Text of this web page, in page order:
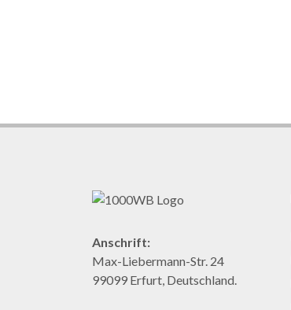
Anschrift:
Max-Liebermann-Str. 24
99099 Erfurt, Deutschland.